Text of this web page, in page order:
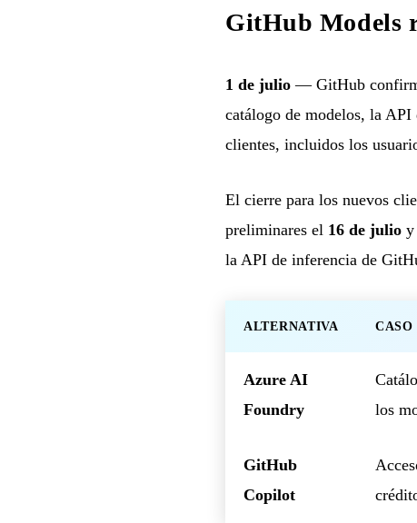
GitHub Models
1 de julio — GitHub
catálogo de modelos, la
clientes, incluidos los
El cierre para los nuevos
preliminares el 16 de julio y
la API de inferencia de
ALTERNATIVA CASO
Azure AI
Foundry
los
GitHub
Copilot